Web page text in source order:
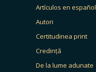
Artículos en español
Autori
Certitudinea print
Credință
De la lume adunate